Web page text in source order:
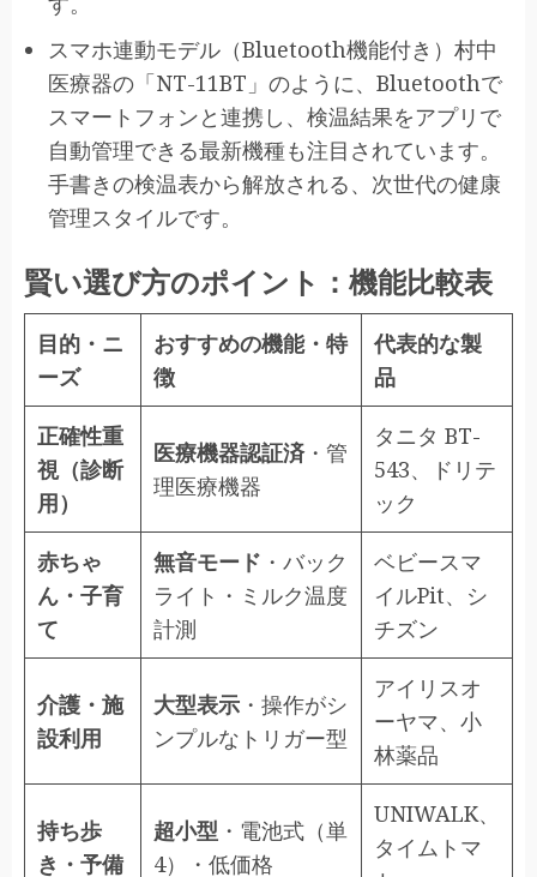
スマホ連動モデル（Bluetooth機能付き）村中
医療器の「NT-11BT」のように、Bluetoothで
スマートフォンと連携し、検温結果をアプリで
自動管理できる最新機種も注目されています。
手書きの検温表から解放される、次世代の健康
管理スタイルです。
賢い選び方のポイント：機能比較表
目的・ニ
ーズ
おすすめの機能・特
徴
代表的な製
品
正確性重
視（診断
用）
医療機器認証済・管
理医療機器
タニタ BT-
543、ドリテ
ック
赤ちゃ
ん・子育
て
無音モード ・バック
ライト・ミルク温度
計測
ベビースマ
イルPit、シ
チズン
介護・施
設利用
大型表示 ・操作がシ
ンプルなトリガー型
アイリスオ
ーヤマ、小
林薬品
持ち歩
き・予備
超小型 ・電池式（単
4）・低価格
UNIWALK、
タイムトマ